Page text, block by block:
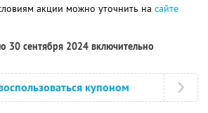
акции можно уточнить на сайте
30 сентября 2024 включительно
купоном